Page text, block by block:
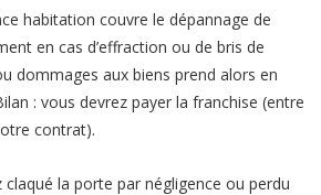
habitation couvre le dépannage de
en cas d’effraction ou de bris de
dommages aux biens prend alors en
: vous devrez payer la franchise (entre
contrat).
claqué la porte par négligence ou perdu